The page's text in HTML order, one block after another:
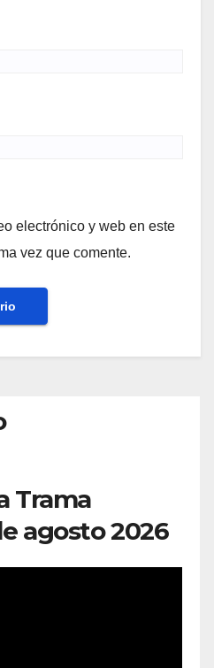
electrónico y web en este
vez que comente.
Trama
agosto 2026